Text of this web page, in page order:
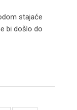
stajaće
bi došlo do